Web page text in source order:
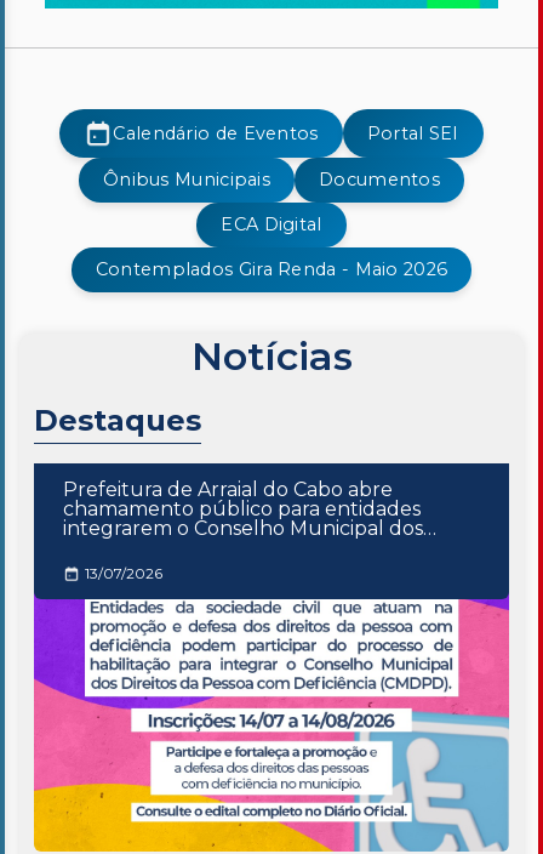
Processo Seletivo
Acesso Institucional
Cursos
Programas
Calendário de Eventos Portal SEI
Ônibus Municipais Documentos
ECA Digital
Contemplados Gira Renda - Maio 2026
Notícias
Destaques
Prefeitura de Arraial do Cabo abre
chamamento público para entidades
integrarem o Conselho Municipal dos
13/07/2026